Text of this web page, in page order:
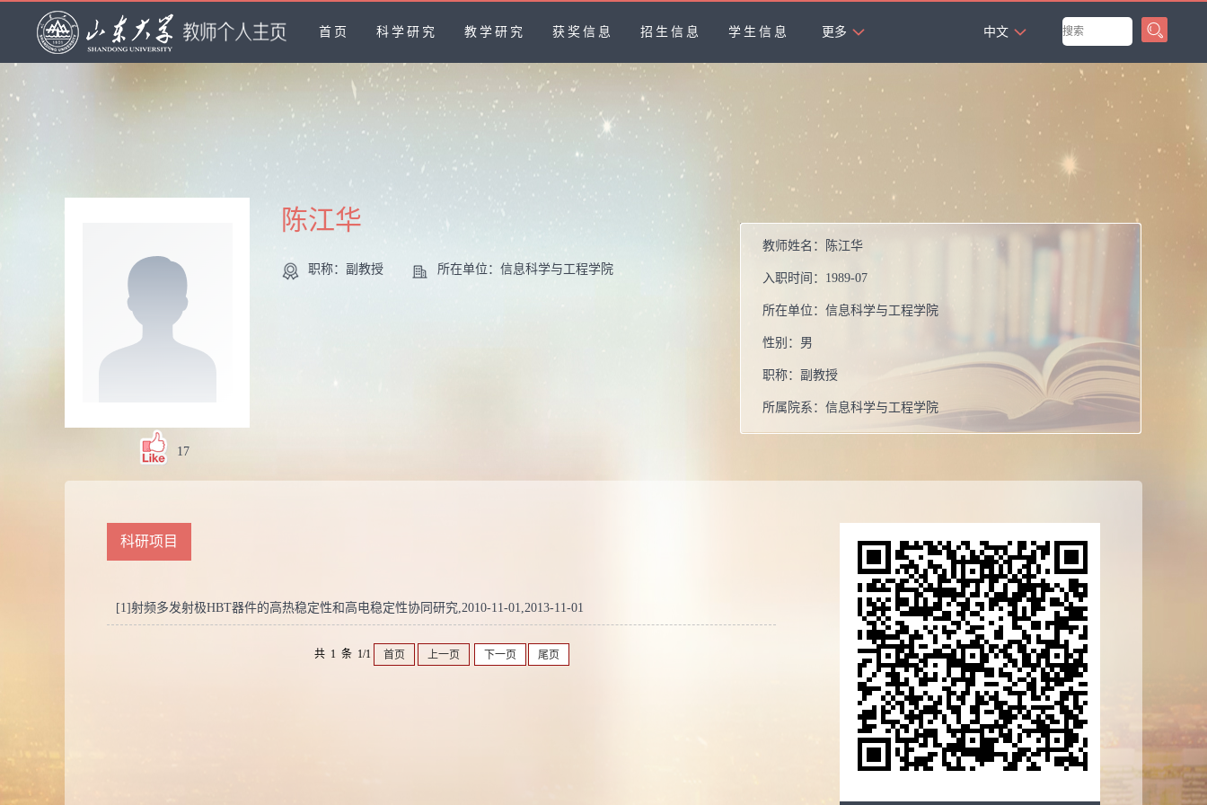
首页 科学研究 教学研究 获奖信息 招生信息 学生信息 更多
中文
17
陈江华
职称：副教授 所在单位：信息科学与工程学院
教师姓名： 陈江华
入职时间： 1989-07
所在单位： 信息科学与工程学院
性别： 男
职称： 副教授
所属院系： 信息科学与工程学院
科研项目
[1]射频多发射极HBT器件的高热稳定性和高电稳定性协同研究,2010-11-01,2013-11-01
共 1 条 1/1 首页 上一页 下一页 尾页